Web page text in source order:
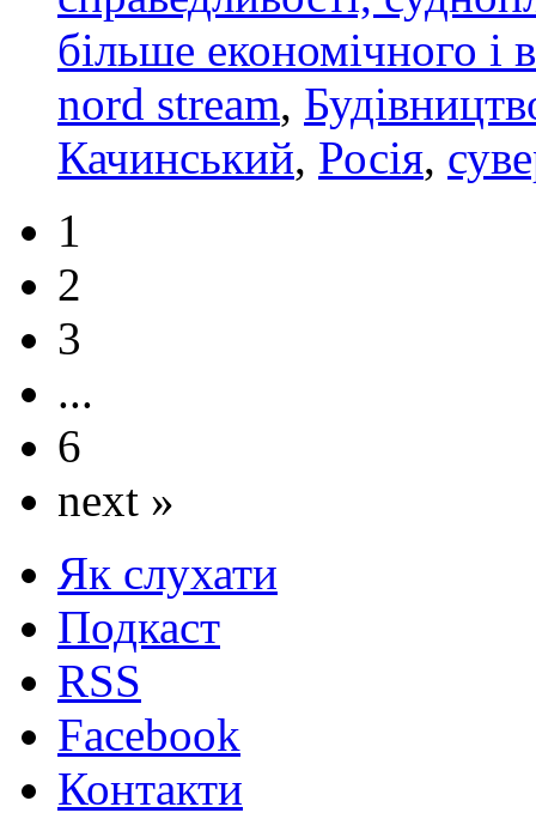
більше економічного і
nord stream,
Качинський, Росія,
1
2
3
...
6
next »
Як слухати
Подкаст
RSS
Facebook
Контакти